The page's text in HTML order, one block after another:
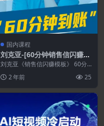
国内课程
刘克亚-[60分钟销售信闪赚模
板]课程
刘克亚《销售信闪赚模板》 60分
日正式启动。...
2 年前 25